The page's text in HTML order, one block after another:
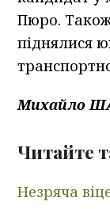
Пюро.
піднялися
Михайло
Читайте
Незряча